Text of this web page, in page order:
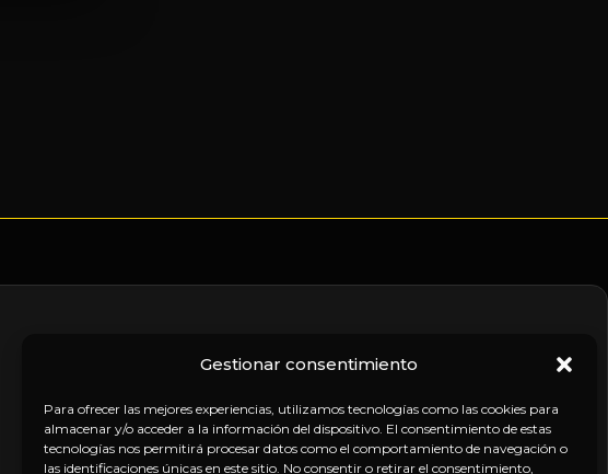
Gestionar consentimiento
Para ofrecer las mejores experiencias, utilizamos tecnologías como las cookies para
almacenar y/o acceder a la información del dispositivo. El consentimiento de estas
tecnologías nos permitirá procesar datos como el comportamiento de navegación o
las identificaciones únicas en este sitio. No consentir o retirar el consentimiento,